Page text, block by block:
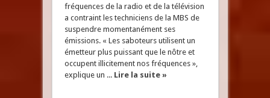
fréquences de la radio et de la télévision
a contraint les techniciens de la MBS de
suspendre momentanément ses
émissions. « Les saboteurs utilisent un
émetteur plus puissant que le nôtre et
occupent illicitement nos fréquences »,
explique un ... Lire la suite »